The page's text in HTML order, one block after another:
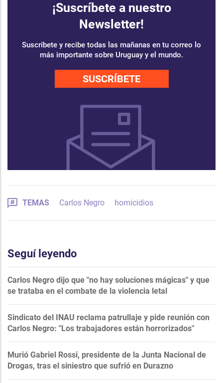
¡Suscríbete a nuestro
Newsletter!
Suscríbete y recibe todas las mañanas en tu correo lo
más importante sobre Uruguay y el mundo.
SUSCRÍBETE
TEMAS Carlos Negro homicidios
Seguí leyendo
Carlos Negro dijo que "no hay soluciones mágicas" y que
se trataba en el combate de la violencia letal
Sindicato del INAU reclama patrullaje y pide reunión con
Carlos Negro: "Los trabajadores están horrorizados"
Murió Gabriel Rossi, presidente de la Junta Nacional de
Drogas, tras el siniestro que sufrió en Durazno